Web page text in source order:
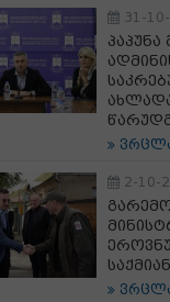
31-
2-10-